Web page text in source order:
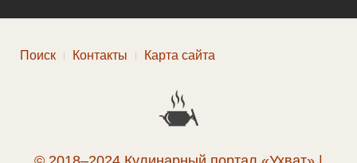
Поиск Контакты Карта сайта